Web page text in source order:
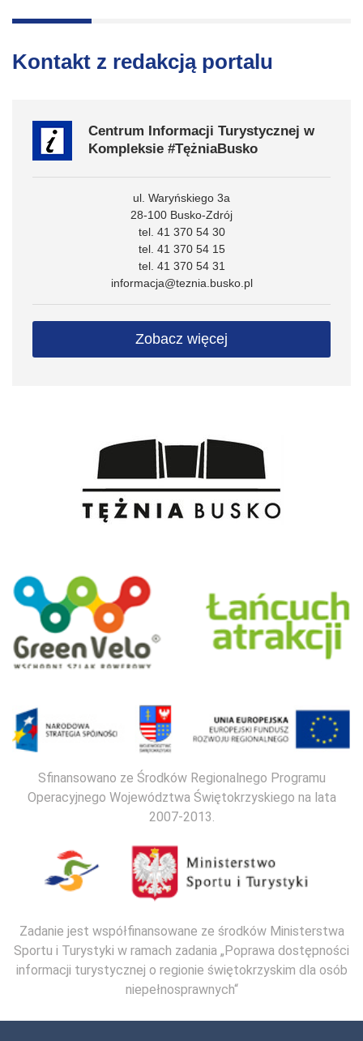
Kontakt z redakcją portalu
Centrum Informacji Turystycznej w
Kompleksie #TężniaBusko
ul. Waryńskiego 3a
28-100 Busko-Zdrój
tel. 41 370 54 30
tel. 41 370 54 15
tel. 41 370 54 31
informacja@teznia.busko.pl
Zobacz więcej
Sfinansowano ze Środków Regionalnego Programu
Operacyjnego Województwa Świętokrzyskiego na lata
2007-2013.
Zadanie jest współfinansowane ze środków Ministerstwa
Sportu i Turystyki w ramach zadania „Poprawa dostępności
informacji turystycznej o regionie świętokrzyskim dla osób
niepełnosprawnych“